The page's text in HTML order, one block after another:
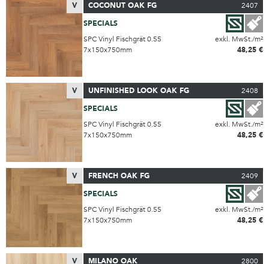
V COCONUT OAK FG
2407
SPECIALS
SPC Vinyl Fischgrät 0.55
exkl. MwSt./m²
7x150x750mm
48,25 €
V UNFINISHED LOOK OAK FG
2408
SPECIALS
SPC Vinyl Fischgrät 0.55
exkl. MwSt./m²
7x150x750mm
48,25 €
V FRENCH OAK FG
2409
SPECIALS
SPC Vinyl Fischgrät 0.55
exkl. MwSt./m²
7x150x750mm
48,25 €
V MILANO OAK
2800